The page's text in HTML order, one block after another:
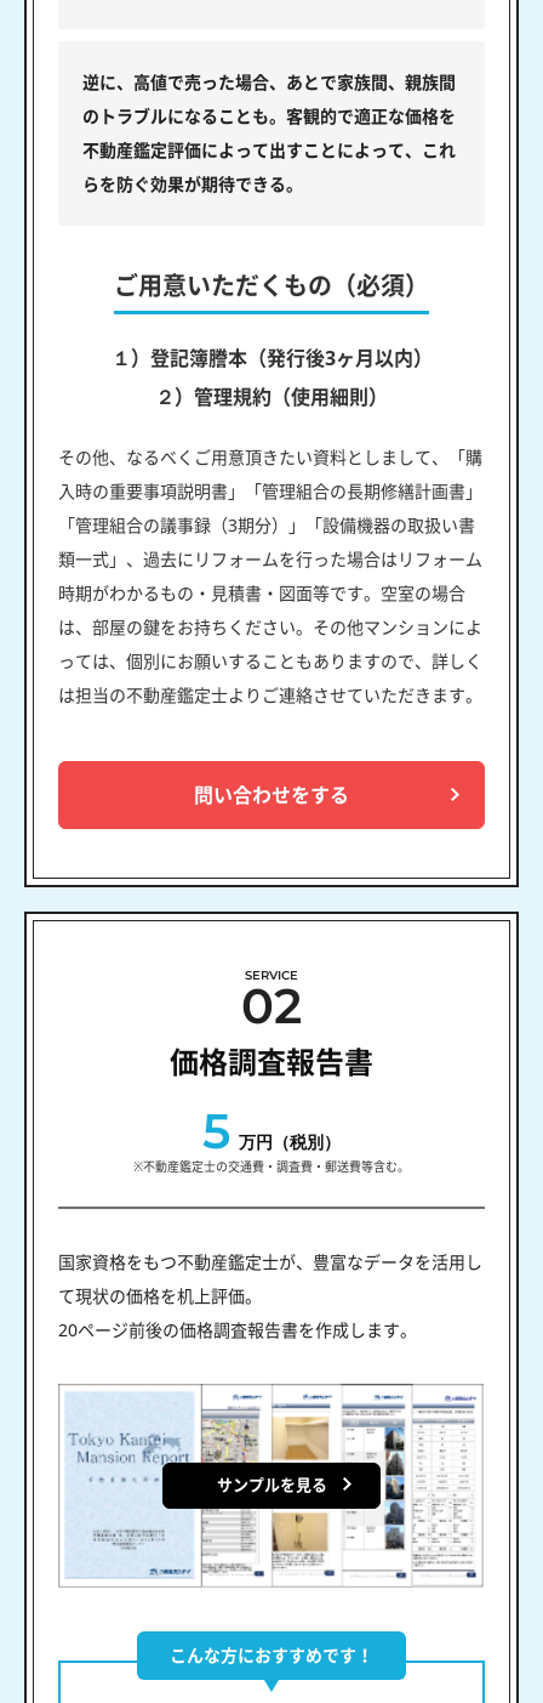
逆に、高値で売った場合、あとで家族間、親族間
のトラブルになることも。客観的で適正な価格を
不動産鑑定評価によって出すことによって、これ
らを防ぐ効果が期待できる。
ご用意いただくもの（必須）
１）登記簿謄本（発行後3ヶ月以内）
２）管理規約（使用細則）
その他、なるべくご用意頂きたい資料としまして、「購
入時の重要事項説明書」「管理組合の長期修繕計画書」
「管理組合の議事録（3期分）」「設備機器の取扱い書
類一式」、過去にリフォームを行った場合はリフォーム
時期がわかるもの・見積書・図面等です。空室の場合
は、部屋の鍵をお持ちください。その他マンションによ
っては、個別にお願いすることもありますので、詳しく
は担当の不動産鑑定士よりご連絡させていただきます。
問い合わせをする
SERVICE
02
価格調査報告書
5 万円（税別）
※不動産鑑定士の交通費・調査費・郵送費等含む。
国家資格をもつ不動産鑑定士が、豊富なデータを活用し
て現状の価格を机上評価。
20ページ前後の価格調査報告書を作成します。
サンプルを見る
こんな方におすすめです！